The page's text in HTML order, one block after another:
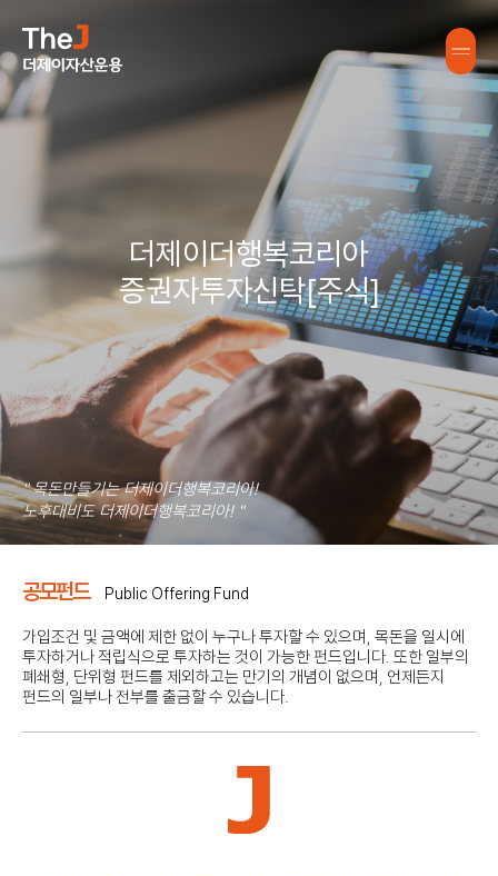
더제이더행복코리아
증권자투자신탁[주식]
공모펀드 Public Offering Fund
가입조건 및 금액에 제한 없이 누구나 투자할 수 있으며, 목돈을 일시에
투자하거나 적립식으로 투자하는 것이 가능한 펀드입니다. 또한 일부의
폐쇄형, 단위형 펀드를 제외하고는 만기의 개념이 없으며, 언제든지
펀드의 일부나 전부를 출금할 수 있습니다.